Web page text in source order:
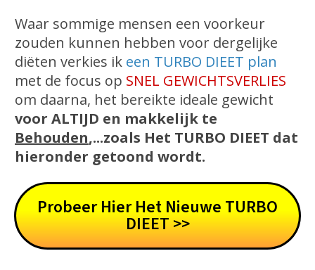
Waar sommige mensen een voorkeur
zouden kunnen hebben voor dergelijke
diëten verkies ik een TURBO DIEET plan
met de focus op SNEL GEWICHTSVERLIES
om daarna, het bereikte ideale gewicht
voor ALTIJD en makkelijk te
Behouden,...zoals Het TURBO DIEET dat
hieronder getoond wordt.
Probeer Hier Het Nieuwe TURBO
DIEET >>